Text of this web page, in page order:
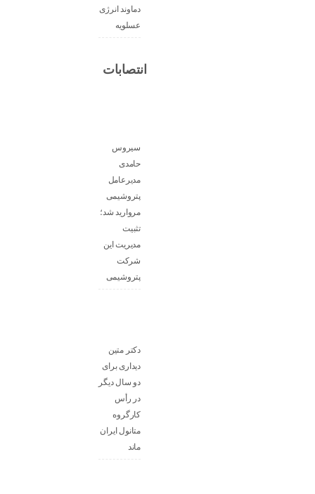
دماوند انرژی
عسلویه
انتصابات
سیروس
حامدی
مدیرعامل
پتروشیمی
مروارید شد؛
تثبیت
مدیریت این
شرکت
پتروشیمی
دکتر متین
دیداری برای
دو سال دیگر
در رأس
کارگروه
متانول ایران
ماند